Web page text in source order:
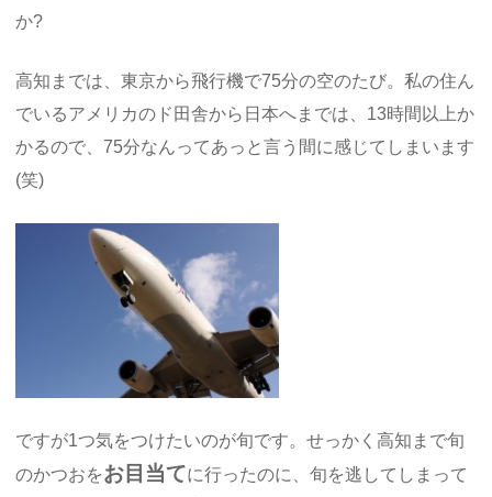
か?
高知までは、東京から飛行機で75分の空のたび。私の住ん
でいるアメリカのド田舎から日本へまでは、13時間以上か
かるので、75分なんってあっと言う間に感じてしまいます
(笑)
ですが1つ気をつけたいのが旬です。せっかく高知まで旬
のかつおをお目当てに行ったのに、旬を逃してしまって